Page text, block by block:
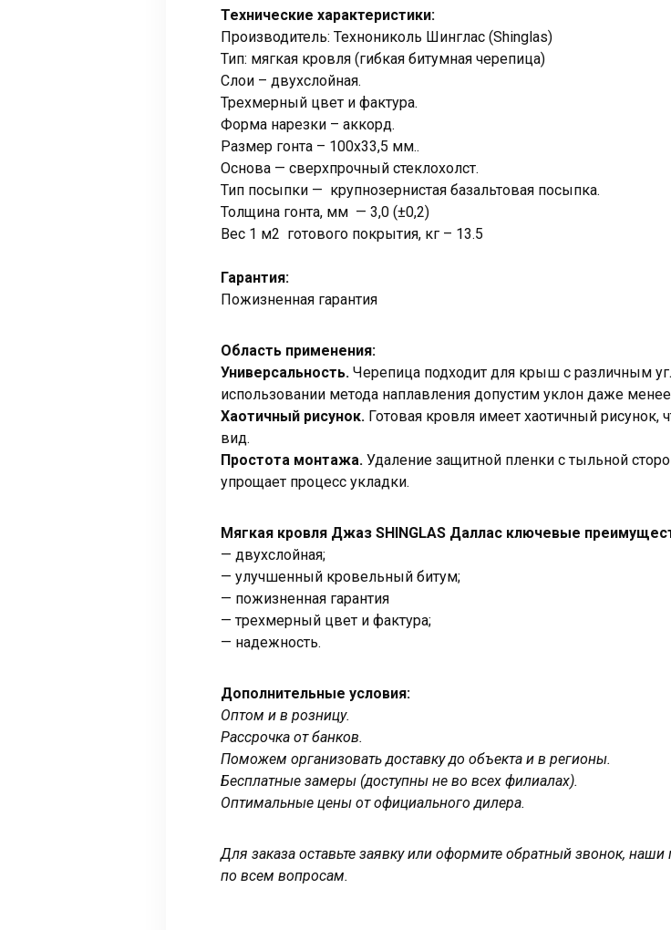
Технические характеристики:
Производитель: Технониколь Шинглас (Shinglas)
Тип: мягкая кровля (гибкая битумная черепица)
Слои – двухслойная.
Трехмерный цвет и фактура.
Форма нарезки – аккорд.
Размер гонта – 100х33,5 мм..
Основа — сверхпрочный стеклохолст.
Тип посыпки — крупнозернистая базальтовая посыпка.
Толщина гонта, мм — 3,0 (±0,2)
Вес 1 м2 готового покрытия, кг – 13.5
Гарантия:
Пожизненная гарантия
Область применения:
Универсальность. Черепица подходит для крыш с различным
использовании метода наплавления допустим уклон даже менее
Хаотичный рисунок. Готовая кровля имеет хаотичный рисунок,
вид.
Простота монтажа. Удаление защитной пленки с тыльной
упрощает процесс укладки.
Мягкая кровля Джаз SHINGLAS Даллас ключевые
— двухслойная;
— улучшенный кровельный битум;
— пожизненная гарантия
— трехмерный цвет и фактура;
— надежность.
Дополнительные условия:
Оптом и в розницу.
Рассрочка от банков.
Поможем организовать доставку до объекта и в регионы.
Бесплатные замеры (доступны не во всех филиалах).
Оптимальные цены от официального дилера.
Для заказа оставьте заявку или оформите обратный звонок,
по всем вопросам.